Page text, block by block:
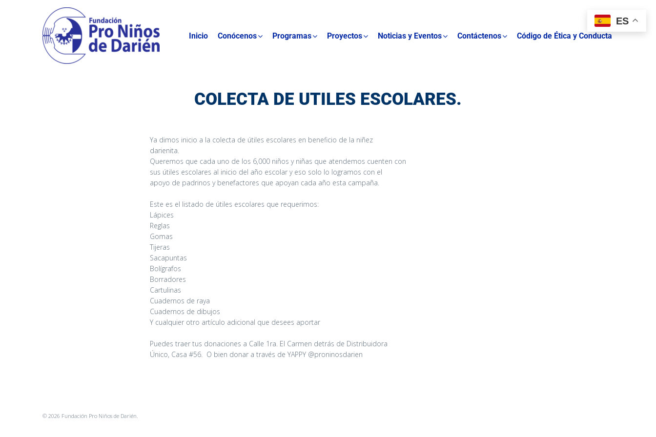
Inicio Conócenos Programas Proyectos Noticias y Eventos Contáctenos Código de Ética y Conducta
COLECTA DE UTILES ESCOLARES.
Ya dimos inicio a la colecta de útiles escolares en beneficio de la niñez
darienita.
Queremos que cada uno de los 6,000 niños y niñas que atendemos cuenten con
sus útiles escolares al inicio del año escolar y eso solo lo logramos con el
apoyo de padrinos y benefactores que apoyan cada año esta campaña.
Este es el listado de útiles escolares que requerimos:
Lápices
Reglas
Gomas
Tijeras
Sacapuntas
Bolígrafos
Borradores
Cartulinas
Cuadernos de raya
Cuadernos de dibujos
Y cualquier otro artículo adicional que desees aportar
Puedes traer tus donaciones a Calle 1ra. El Carmen detrás de Distribuidora
Único, Casa #56. O bien donar a través de YAPPY @proninosdarien
© 2026 Fundación Pro Niños de Darién.
ES